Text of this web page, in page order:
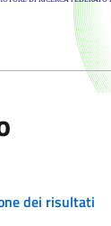
dei risultati